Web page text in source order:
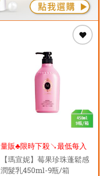
量販♣限時下殺↘最低每入
$185元
【瑪宣妮】莓果珍珠蓬鬆感
潤髮乳450ml-9瓶/箱